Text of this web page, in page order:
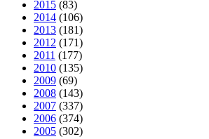
2015 (83)
2014 (106)
2013 (181)
2012 (171)
2011 (177)
2010 (135)
2009 (69)
2008 (143)
2007 (337)
2006 (374)
2005 (302)